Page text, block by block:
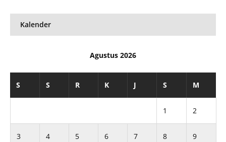
Kalender
Agustus 2026
S S R K J S M
1 2
3 4 5 6 7 8 9